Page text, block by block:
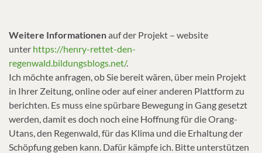
Weitere Informationenauf der Projekt – website
unter https://henry-rettet-den-
regenwald.bildungsblogs.net/.
Ich möchte anfragen, ob Sie bereit wären, über mein Projekt
in Ihrer Zeitung, online oder auf einer anderen Plattform zu
berichten. Es muss eine spürbare Bewegung in Gang gesetzt
werden, damit es doch noch eine Hoffnung für die Orang-
Utans, den Regenwald, für das Klima und die Erhaltung der
Schöpfung geben kann. Dafür kämpfe ich. Bitte unterstützen